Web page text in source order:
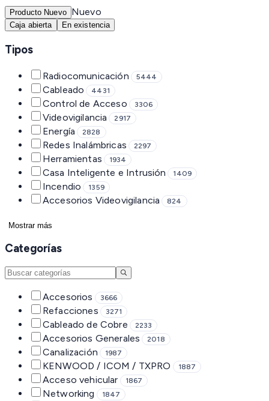
Producto Nuevo Nuevo
Caja abierta En existencia
Tipos
Radiocomunicación 5444
Cableado 4431
Control de Acceso 3306
Videovigilancia 2917
Energía 2828
Redes Inalámbricas 2297
Herramientas 1934
Casa Inteligente e Intrusión 1409
Incendio 1359
Accesorios Videovigilancia 824
Mostrar más
Categorías
Accesorios 3666
Refacciones 3271
Cableado de Cobre 2233
Accesorios Generales 2018
Canalización 1987
KENWOOD / ICOM / TXPRO 1887
Acceso vehicular 1867
Networking 1847